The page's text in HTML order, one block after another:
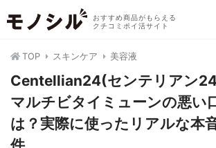
おすすめ商品がもらえる
クチコミポイ活サイト
TOP スキンケア 美容液
Centellian24(センテリアン
マルチビタイミューンの悪い
は？実際に使ったリアルな本